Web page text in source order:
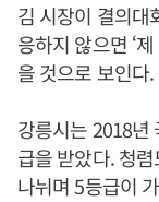
김 시장이 결의대
응하지 않으면 ‘
을 것으로 보인다.
강릉시는 2018년
급을 받았다. 청
나뉘며 5등급이